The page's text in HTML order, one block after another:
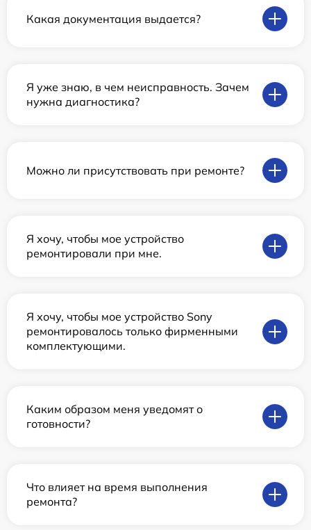
Какая документация выдается?
Я уже знаю, в чем неисправность. Зачем
нужна диагностика?
Можно ли присутствовать при ремонте?
Я хочу, чтобы мое устройство
ремонтировали при мне.
Я хочу, чтобы мое устройство Sony
ремонтировалось только фирменными
комплектующими.
Каким образом меня уведомят о
готовности?
Что влияет на время выполнения
ремонта?